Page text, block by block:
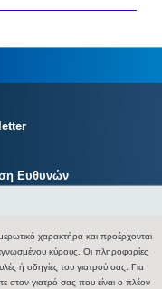
Ευθυνών
χαρακτήρα και προέρχονται
κύρους. Οι πληροφορίες
ή οδηγίες του γιατρού σας. Για
στον γιατρό σας που είναι ο πλέον